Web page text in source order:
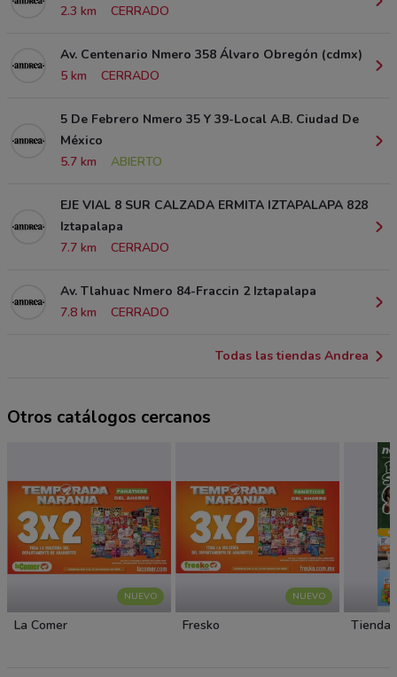
2.3 km CERRADO
Av. Centenario Nmero 358 Álvaro Obregón (cdmx)
5 km
CERRADO
5 De Febrero Nmero 35 Y 39-Local A.B. Ciudad De
México
5.7 km
ABIERTO
EJE VIAL 8 SUR CALZADA ERMITA IZTAPALAPA 828
Iztapalapa
7.7 km
CERRADO
Av. Tlahuac Nmero 84-Fraccin 2 Iztapalapa
7.8 km
CERRADO
Todas las tiendas Andrea
Otros catálogos cercanos
NUEVO
La Comer
NUEVO
Fresko